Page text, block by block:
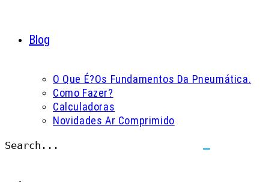
Blog
O Que É?Os Fundamentos Da Pneumática.
Como Fazer?
Calculadoras
Novidades Ar Comprimido
Search...